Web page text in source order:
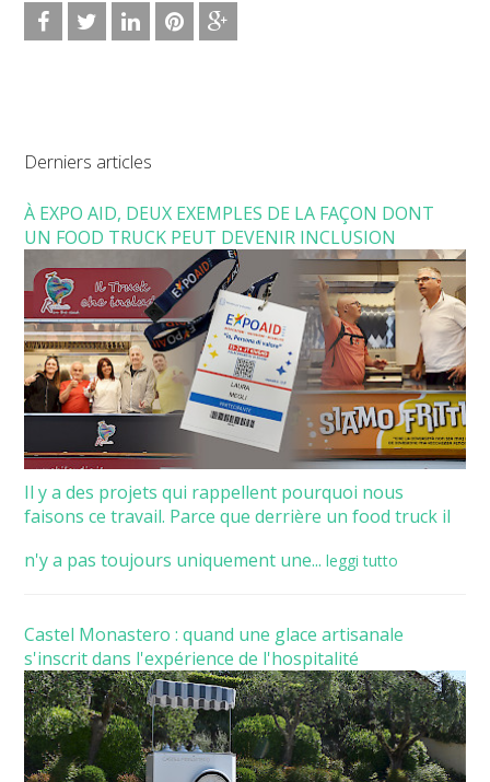
Derniers articles
À EXPO AID, DEUX EXEMPLES DE LA FAÇON DONT
UN FOOD TRUCK PEUT DEVENIR INCLUSION
Il y a des projets qui rappellent pourquoi nous
faisons ce travail. Parce que derrière un food truck il
n'y a pas toujours uniquement une... leggi tutto
Castel Monastero : quand une glace artisanale
s'inscrit dans l'expérience de l'hospitalité